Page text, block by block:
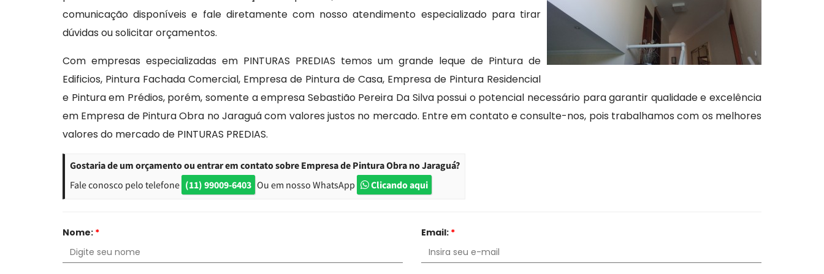
comunicação disponíveis e fale diretamente com nosso atendimento especializado para tirar
dúvidas ou solicitar orçamentos.
Com empresas especializadas em PINTURAS PREDIAS temos um grande leque de Pintura de
Edificios, Pintura Fachada Comercial, Empresa de Pintura de Casa, Empresa de Pintura Residencial
e Pintura em Prédios, porém, somente a empresa Sebastião Pereira Da Silva possui o potencial necessário para garantir qualidade e excelência
em Empresa de Pintura Obra no Jaraguá com valores justos no mercado. Entre em contato e consulte-nos, pois trabalhamos com os melhores
valores do mercado de PINTURAS PREDIAS.
Gostaria de um orçamento ou entrar em contato sobre Empresa de Pintura Obra no Jaraguá?
Fale conosco pelo telefone (11) 99009-6403 Ou em nosso WhatsApp Clicando aqui
Nome: * Email: *